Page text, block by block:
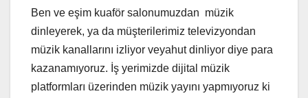
Ben ve eşim kuaför salonumuzdan müzik
dinleyerek, ya da müşterilerimiz televizyondan
müzik kanallarını izliyor veyahut dinliyor diye para
kazanamıyoruz. İş yerimizde dijital müzik
platformları üzerinden müzik yayını yapmıyoruz ki